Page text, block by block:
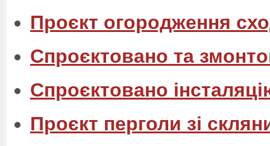
Проєкт огородження
Спроєктовано та
Спроєктовано
Проєкт перголи зі